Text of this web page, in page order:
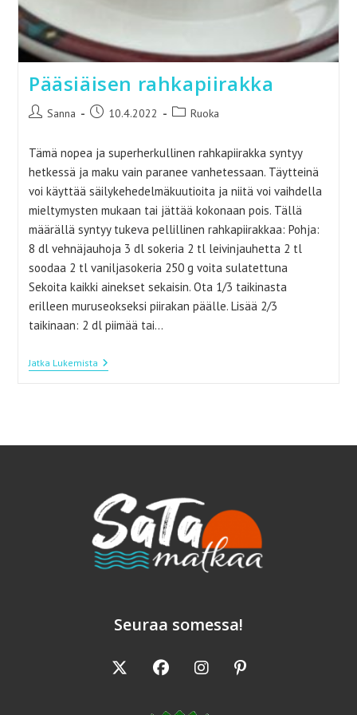
Pääsiäisen rahkapiirakka
Artikkelin
Sanna
Artikkeli10.4.2022
Artikkelin
Ruoka
Tämä nopea ja superherkullinen rahkapiirakka syntyy
hetkessä ja maku vain paranee vanhetessaan. Täytteinä
voi käyttää säilykehedelmäkuutioita ja niitä voi vaihdella
mieltymysten mukaan tai jättää kokonaan pois. Tällä
määrällä syntyy tukeva pellillinen rahkapiirakkaa: Pohja:
8 dl vehnäjauhoja 3 dl sokeria 2 tl leivinjauhetta 2 tl
soodaa 2 tl vaniljasokeria 250 g voita sulatettuna
Sekoita kaikki ainekset sekaisin. Ota 1/3 taikinasta
erilleen muruseokseksi piirakan päälle. Lisää 2/3
taikinaan: 2 dl piimää tai…
Jatka LukemistaPääsiäisen
Rahkapiirakka
Seuraa somessa!